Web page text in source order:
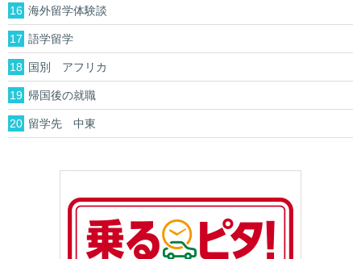
海外留学体験談
語学留学
国別 アフリカ
帰国後の就職
留学先 中東